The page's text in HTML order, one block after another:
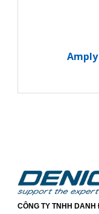
Amply
CÔNG TY TNHH DANH